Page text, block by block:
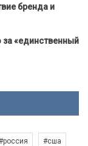
бренда и
«единственный
#сша